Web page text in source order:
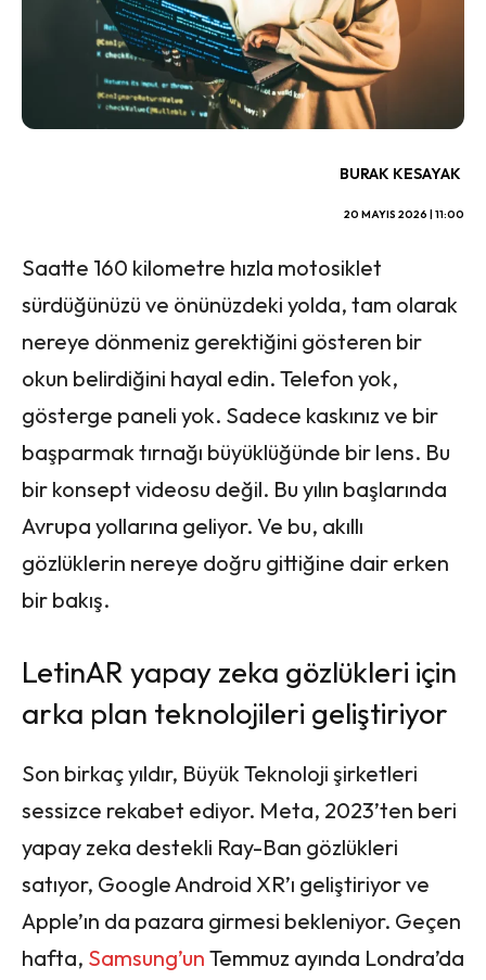
BURAK KESAYAK
20 MAYIS 2026 | 11:00
Saatte 160 kilometre hızla motosiklet
sürdüğünüzü ve önünüzdeki yolda, tam olarak
nereye dönmeniz gerektiğini gösteren bir
okun belirdiğini hayal edin. Telefon yok,
gösterge paneli yok. Sadece kaskınız ve bir
başparmak tırnağı büyüklüğünde bir lens. Bu
bir konsept videosu değil. Bu yılın başlarında
Avrupa yollarına geliyor. Ve bu, akıllı
gözlüklerin nereye doğru gittiğine dair erken
bir bakış.
LetinAR yapay zeka gözlükleri için
arka plan teknolojileri geliştiriyor
Son birkaç yıldır, Büyük Teknoloji şirketleri
sessizce rekabet ediyor. Meta, 2023’ten beri
yapay zeka destekli Ray-Ban gözlükleri
satıyor, Google Android XR’ı geliştiriyor ve
Apple’ın da pazara girmesi bekleniyor. Geçen
hafta, Samsung’un Temmuz ayında Londra’da